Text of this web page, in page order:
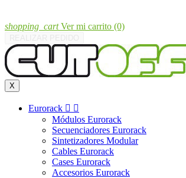
shopping_cart Ver mi carrito (0)
X
Eurorack  
Módulos Eurorack
Secuenciadores Eurorack
Sintetizadores Modular
Cables Eurorack
Cases Eurorack
Accesorios Eurorack